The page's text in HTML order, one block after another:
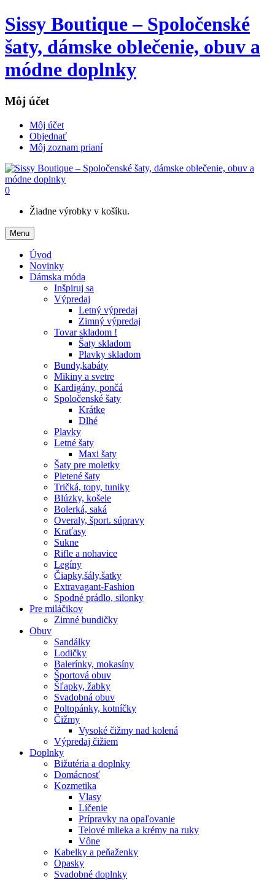
Sissy Boutique – Spoločenské
šaty, dámske oblečenie, obuv a
módne doplnky
Môj účet
Môj účet
Objednať
Môj zoznam prianí
0
Žiadne výrobky v košíku.
Menu
Úvod
Novinky
Dámska móda
Inšpiruj sa
Výpredaj
Letný výpredaj
Zimný výpredaj
Tovar skladom !
Šaty skladom
Plavky skladom
Bundy,kabáty
Mikiny a svetre
Kardigány, pončá
Spoločenské šaty
Krátke
Dlhé
Plavky
Letné šaty
Maxi šaty
Šaty pre moletky
Pletené šaty
Tričká, topy, tuniky
Blúzky, košele
Bolerká, saká
Overaly, šport. súpravy
Kraťasy
Sukne
Rifle a nohavice
Legíny
Čiapky,šály,šatky
Extravagant-Fashion
Spodné prádlo, silonky
Pre miláčikov
Zimné bundičky
Obuv
Sandálky
Lodičky
Balerínky, mokasíny
Športová obuv
Šľapky, žabky
Svadobná obuv
Poltopánky, kotníčky
Čižmy
Vysoké čižmy nad kolená
Výpredaj čižiem
Doplnky
Bižutéria a doplnky
Domácnosť
Kozmetika
Vlasy
Líčenie
Prípravky na opaľovanie
Telové mlieka a krémy na ruky
Vône
Kabelky a peňaženky
Opasky
Svadobné doplnky